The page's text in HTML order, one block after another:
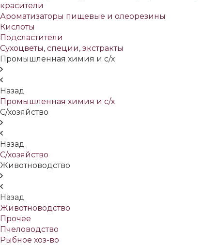
красители
Ароматизаторы пищевые и олеорезины
Кислоты
Подсластители
Сухоцветы, специи, экстракты
Промышленная химия и с/х
Назад
Промышленная химия и с/х
С/хозяйство
Назад
С/хозяйство
Животноводство
Назад
Животноводство
Прочее
Пчеловодство
Рыбное хоз-во